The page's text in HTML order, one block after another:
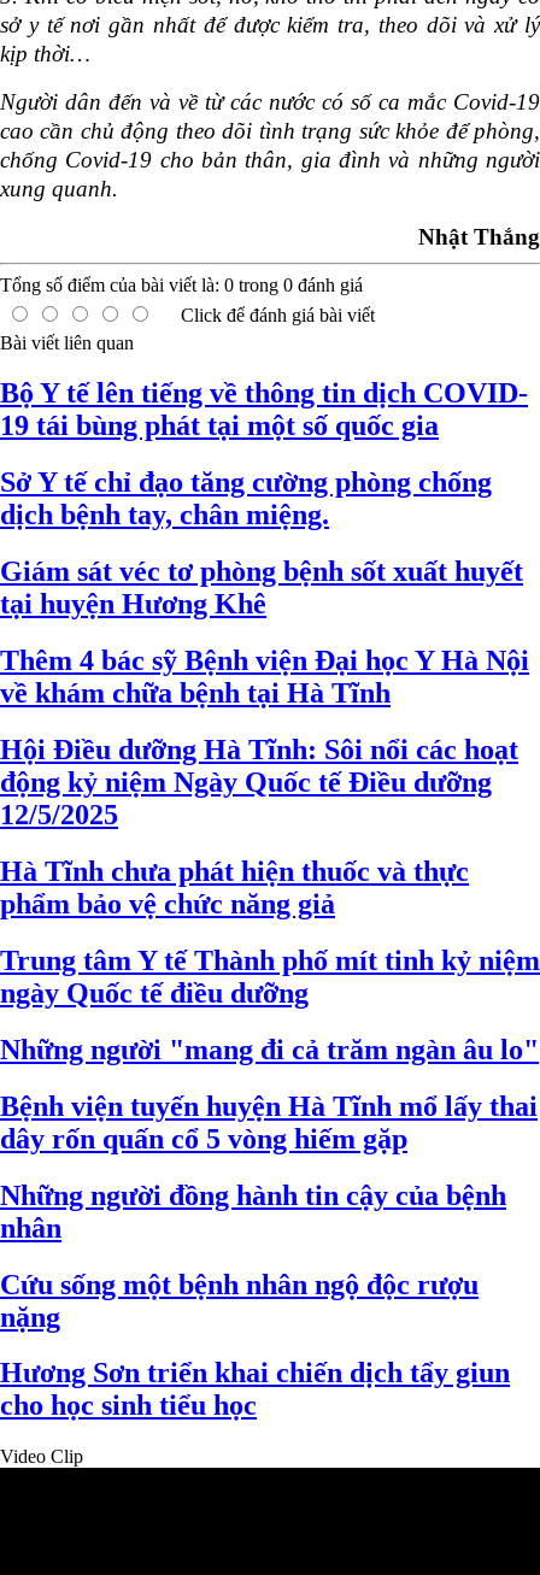
sở y tế nơi gần nhất để được kiểm tra, theo dõi và xử lý
kịp thời…
Người dân đến và về từ các nước có số ca mắc Covid-19
cao cần chủ động theo dõi tình trạng sức khỏe để phòng,
chống Covid-19 cho bản thân, gia đình và những người
xung quanh.
Nhật Thắng
Tổng số điểm của bài viết là: 0 trong 0 đánh giá
Click để đánh giá bài viết
Bài viết liên quan
Bộ Y tế lên tiếng về thông tin dịch COVID-
19 tái bùng phát tại một số quốc gia
Sở Y tế chỉ đạo tăng cường phòng chống
dịch bệnh tay, chân miệng.
Giám sát véc tơ phòng bệnh sốt xuất huyết
tại huyện Hương Khê
Thêm 4 bác sỹ Bệnh viện Đại học Y Hà Nội
về khám chữa bệnh tại Hà Tĩnh
Hội Điều dưỡng Hà Tĩnh: Sôi nổi các hoạt
động kỷ niệm Ngày Quốc tế Điều dưỡng
12/5/2025
Hà Tĩnh chưa phát hiện thuốc và thực
phẩm bảo vệ chức năng giả
Trung tâm Y tế Thành phố mít tinh kỷ niệm
ngày Quốc tế điều dưỡng
Những người "mang đi cả trăm ngàn âu lo"
Bệnh viện tuyến huyện Hà Tĩnh mổ lấy thai
dây rốn quấn cổ 5 vòng hiếm gặp
Những người đồng hành tin cậy của bệnh
nhân
Cứu sống một bệnh nhân ngộ độc rượu
nặng
Hương Sơn triển khai chiến dịch tẩy giun
cho học sinh tiểu học
Video Clip